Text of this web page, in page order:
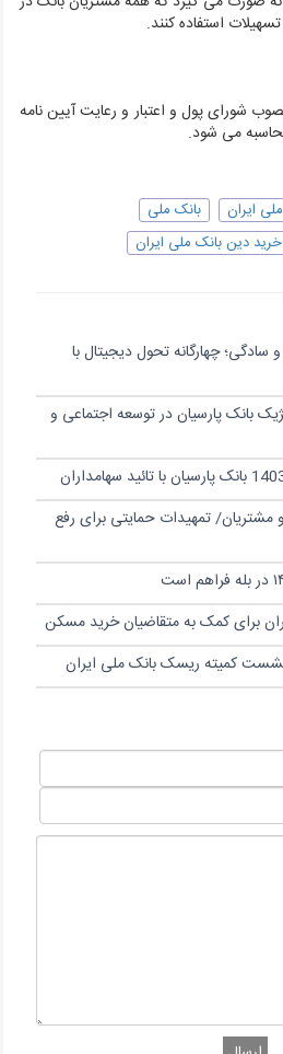
استفاده کنند.
شورای پول و اعتبار و رعایت آیین نامه
می شود.
ایران
بانک ملی
دین بانک ملی ایران
چهار‌گانه تحول دیجیتال با
بانک پارسیان در توسعه اجتماعی و
مشتریان/ تمهیدات حمایتی برای رفع
برای کمک به متقاضیان خرید مسکن
کمیته ریسک بانک ملی ایران